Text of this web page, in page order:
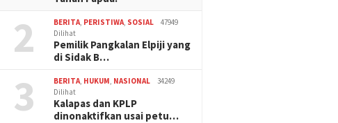
2 BERITA, PERISTIWA, SOSIAL
47949
Dilihat
Pemilik Pangkalan Elpiji yang
di Sidak B…
3 BERITA, HUKUM, NASIONAL
34249
Dilihat
Kalapas dan KPLP
dinonaktifkan usai petu…